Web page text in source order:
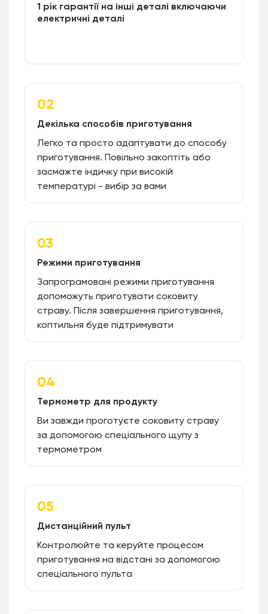
1 рік гарантії на інші деталі включаючи
електричні деталі
02
Декілька способів приготування
Легко та просто адаптувати до способу
приготування. Повільно закоптіть або
засмажте індичку при високій
температурі - вибір за вами
03
Режими приготування
Запрограмовані режими приготування
допоможуть приготувати соковиту
страву. Після завершення приготування,
коптильня буде підтримувати
04
Термометр для продукту
Ви завжди проготуєте соковиту страву
за допомогою спеціального щупу з
термометром
05
Дистанційний пульт
Контролюйте та керуйте процесом
приготування на відстані за допомогою
спеціального пульта